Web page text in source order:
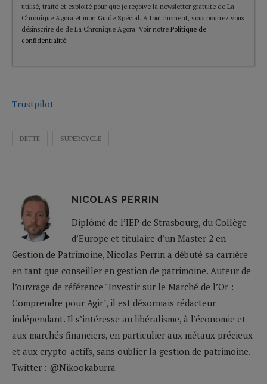
utilisé, traité et exploité pour que je reçoive la newsletter gratuite de La
Chronique Agora et mon Guide Spécial. A tout moment, vous pourrez vous
désinscrire de de La Chronique Agora. Voir notre Politique de
confidentialité.
Trustpilot
DETTE SUPERCYCLE
NICOLAS PERRIN
Diplômé de l’IEP de Strasbourg, du Collège
d’Europe et titulaire d’un Master 2 en
Gestion de Patrimoine, Nicolas Perrin a débuté sa carrière
en tant que conseiller en gestion de patrimoine. Auteur de
l’ouvrage de référence "Investir sur le Marché de l’Or :
Comprendre pour Agir", il est désormais rédacteur
indépendant. Il s’intéresse au libéralisme, à l’économie et
aux marchés financiers, en particulier aux métaux précieux
et aux crypto-actifs, sans oublier la gestion de patrimoine.
Twitter : @Nikookaburra